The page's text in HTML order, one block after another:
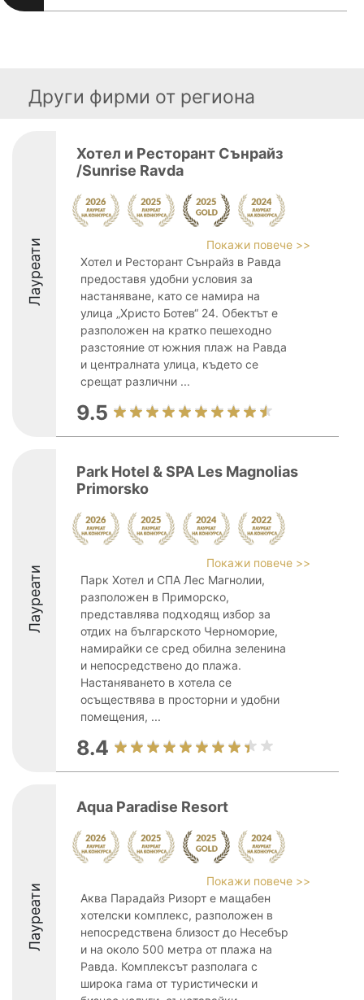
Други фирми от региона
Лауреати
Хотел и Ресторант Сънрайз
/Sunrise Ravda
Покажи повече >>
Хотел и Ресторант Сънрайз в Равда
предоставя удобни условия за
настаняване, като се намира на
улица „Христо Ботев“ 24. Обектът е
разположен на кратко пешеходно
разстояние от южния плаж на Равда
и централната улица, където се
срещат различни ...
9.5
Лауреати
Park Hotel & SPA Les Magnolias
Primorsko
Покажи повече >>
Парк Хотел и СПА Лес Магнолии,
разположен в Приморско,
представлява подходящ избор за
отдих на българското Черноморие,
намирайки се сред обилна зеленина
и непосредствено до плажа.
Настаняването в хотела се
осъществява в просторни и удобни
помещения, ...
8.4
Лауреати
Aqua Paradise Resort
Покажи повече >>
Аква Парадайз Ризорт е мащабен
хотелски комплекс, разположен в
непосредствена близост до Несебър
и на около 500 метра от плажа на
Равда. Комплексът разполага с
широка гама от туристически и